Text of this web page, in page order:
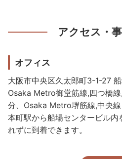
アクセス・
オフィス
大阪市中央区久太郎町3-1-27
Osaka Metro御堂筋線,四つ橋
分、Osaka Metro堺筋線,中央
本町駅から船場センタービル
れずに到着できます。